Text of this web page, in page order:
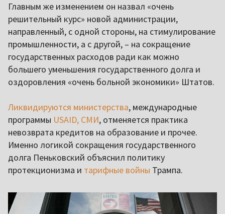
Главным же изменением он назвал «очень
решительный курс» новой администрации,
направленный, с одной стороны, на стимулирование
промышленности, а с другой, – на сокращение
государственных расходов ради как можно
большего уменьшения государственного долга и
оздоровления «очень больной экономики» Штатов.
Ликвидируются министерства, международные
программы USAID, СМИ, отменяется практика
невозврата кредитов на образование и прочее.
Именно логикой сокращения государственного
долга Пеньковский объяснил политику
протекционизма и тарифные войны Трампа.